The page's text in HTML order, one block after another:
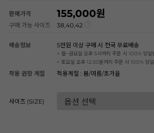
판매가격 155,000
구매 가능 사이즈 38,40,42
배송정보 5만원 이상 구매 시 전국 무료배송
+ 월~금요일 오후 5시까지 주문 시 100% 당일
+ 토요일 오후 12:30분까지 주문 시 100% 당
착용 권장 계절 적용계절 : 봄/여름/초가을
사이즈 (SIZE)